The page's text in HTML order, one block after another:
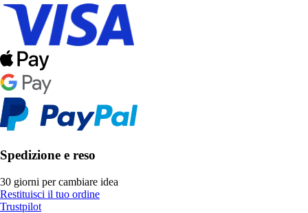
Spedizione e reso
30 giorni per cambiare idea
Restituisci il tuo ordine
Trustpilot